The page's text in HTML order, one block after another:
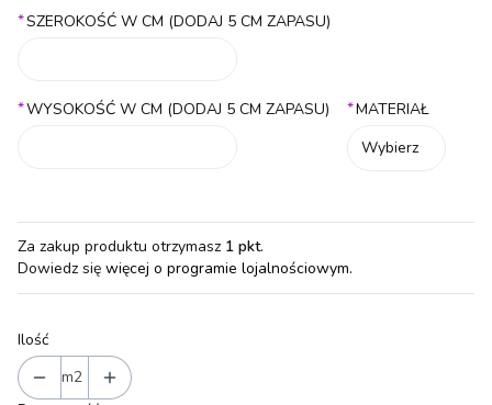
*SZEROKOŚĆ W CM (DODAJ 5 CM ZAPASU)
*WYSOKOŚĆ W CM (DODAJ 5 CM ZAPASU) *MATERIAŁ
Wybierz
Za zakup produktu otrzymasz 1 pkt.
Dowiedz się więcej o programie lojalnościowym.
Ilość
m2